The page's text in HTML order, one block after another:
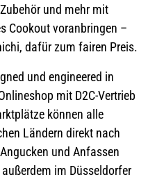
und mehr mit
Cookout voranbringen –
dafür zum fairen Preis.
und engineered in
mit D2C-Vertrieb
können alle
Ländern direkt nach
und Anfassen
im Düsseldorfer